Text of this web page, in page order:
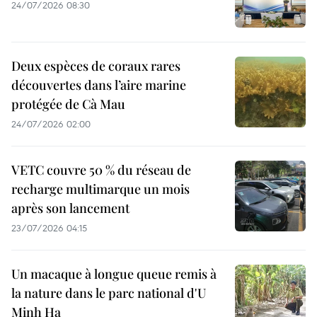
24/07/2026 08:30
Deux espèces de coraux rares
découvertes dans l’aire marine
protégée de Cà Mau
24/07/2026 02:00
VETC couvre 50 % du réseau de
recharge multimarque un mois
après son lancement
23/07/2026 04:15
Un macaque à longue queue remis à
la nature dans le parc national d'U
Minh Ha